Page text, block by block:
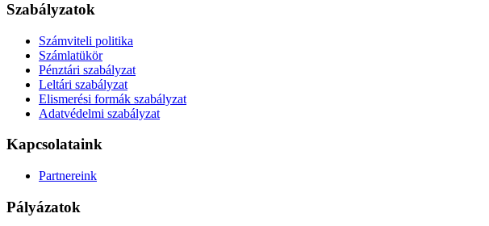
Szabályzatok
Számviteli politika
Számlatükör
Pénztári szabályzat
Leltári szabályzat
Elismerési formák szabályzat
Adatvédelmi szabályzat
Kapcsolataink
Partnereink
Pályázatok